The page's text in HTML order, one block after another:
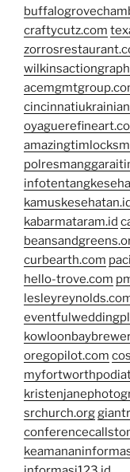
craftycutz.com
kabarmataram.id
curbearth.com
hello-trove.com
oregopilot.com
srchurch.org